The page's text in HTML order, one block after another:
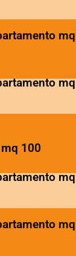
mq
mq
100
mq
mq